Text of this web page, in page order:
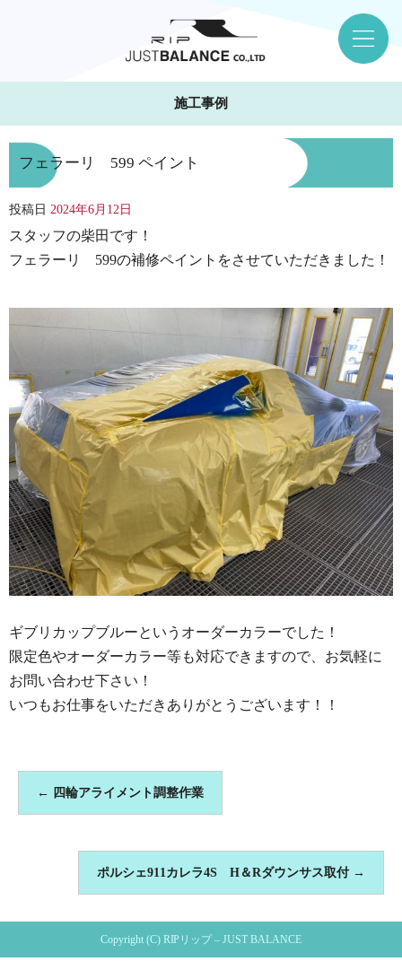
施工事例
フェラーリ 599 ペイント
投稿日 2024年6月12日
スタッフの柴田です！
フェラーリ 599の補修ペイントをさせていただきました！
ギブリカップブルーというオーダーカラーでした！
限定色やオーダーカラー等も対応できますので、お気軽に
お問い合わせ下さい！
いつもお仕事をいただきありがとうございます！！
← 四輪アライメント調整作業
ポルシェ911カレラ4S H＆Rダウンサス取付 →
Copyright (C) RIPリップ – JUST BALANCE